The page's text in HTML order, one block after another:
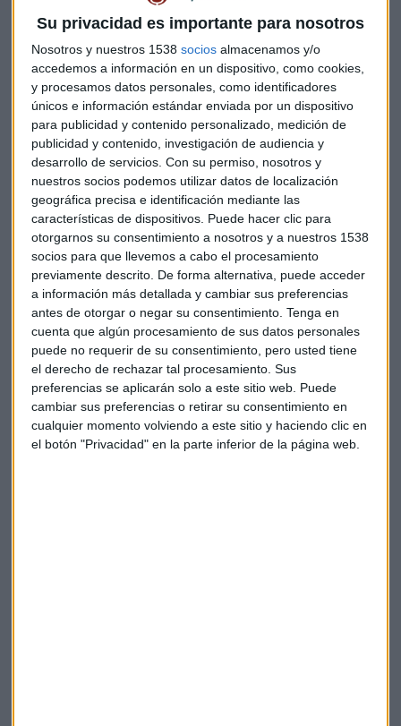
Su privacidad es importante para nosotros
Nosotros y nuestros 1538 socios almacenamos y/o
accedemos a información en un dispositivo, como cookies,
y procesamos datos personales, como identificadores
únicos e información estándar enviada por un dispositivo
para publicidad y contenido personalizado, medición de
publicidad y contenido, investigación de audiencia y
desarrollo de servicios. Con su permiso, nosotros y
nuestros socios podemos utilizar datos de localización
geográfica precisa e identificación mediante las
características de dispositivos. Puede hacer clic para
otorgarnos su consentimiento a nosotros y a nuestros 1538
socios para que llevemos a cabo el procesamiento
previamente descrito. De forma alternativa, puede acceder
a información más detallada y cambiar sus preferencias
antes de otorgar o negar su consentimiento. Tenga en
cuenta que algún procesamiento de sus datos personales
puede no requerir de su consentimiento, pero usted tiene
el derecho de rechazar tal procesamiento. Sus
preferencias se aplicarán solo a este sitio web. Puede
cambiar sus preferencias o retirar su consentimiento en
cualquier momento volviendo a este sitio y haciendo clic en
el botón "Privacidad" en la parte inferior de la página web.
Un DAX en lateral con soportes claros
El índice alemán muestra un patrón de movimiento lateral
perfectamente definido en el gráfico semanal. "Estamos
arriba. ¿Qué es lo que pasa? Con que estemos arriba, están
pasando cosas", explica Ortega. El DAX respeta un soporte
muy claro en la zona de los 23.000 puntos (específicamente
22.940), mientras consume tiempo en este rango.
Un aspecto destacable es la divergencia entre el DAX y el
Eurostoxx. Las zonas donde elEurostoxxha intentado
escapar sin el acompañamiento del DAX son claramente
identificables en el análisis técnico presentado.